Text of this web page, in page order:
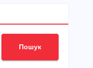
Пошук